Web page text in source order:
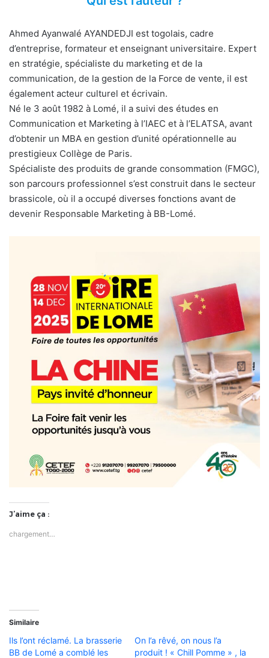
Ahmed Ayanwalé AYANDEDJI est togolais, cadre
d’entreprise, formateur et enseignant universitaire. Expert
en stratégie, spécialiste du marketing et de la
communication, de la gestion de la Force de vente, il est
également acteur culturel et écrivain.
Né le 3 août 1982 à Lomé, il a suivi des études en
Communication et Marketing à l’IAEC et à l’ELATSA, avant
d’obtenir un MBA en gestion d’unité opérationnelle au
prestigieux Collège de Paris.
Spécialiste des produits de grande consommation (FMGC),
son parcours professionnel s’est construit dans le secteur
brassicole, où il a occupé diverses fonctions avant de
devenir Responsable Marketing à BB-Lomé.
J’aime ça :
chargement…
Similaire
Ils l’ont réclamé. La brasserie
BB de Lomé a comblé les
On l’a rêvé, on nous l’a
produit ! « Chill Pomme » , la